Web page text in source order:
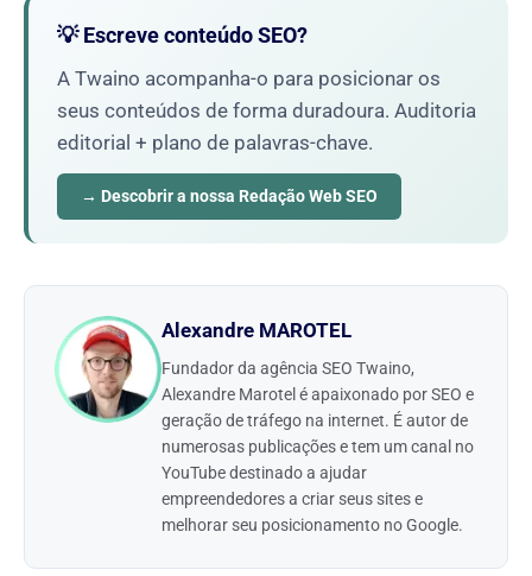
💡 Escreve conteúdo SEO?
A Twaino acompanha-o para posicionar os
seus conteúdos de forma duradoura. Auditoria
editorial + plano de palavras-chave.
→ Descobrir a nossa Redação Web SEO
Alexandre MAROTEL
Fundador da agência SEO Twaino,
Alexandre Marotel é apaixonado por SEO e
geração de tráfego na internet. É autor de
numerosas publicações e tem um canal no
YouTube destinado a ajudar
empreendedores a criar seus sites e
melhorar seu posicionamento no Google.